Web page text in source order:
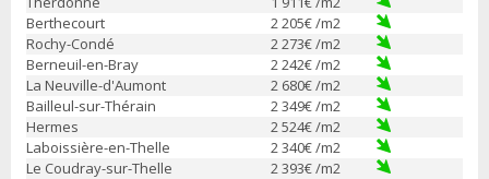
Berthecourt
2 205€ /m2
Rochy-Condé
2 273€ /m2
Berneuil-en-Bray
2 242€ /m2
La Neuville-d'Aumont
2 680€ /m2
Bailleul-sur-Thérain
2 349€ /m2
Hermes
2 524€ /m2
Laboissière-en-Thelle
2 340€ /m2
Le Coudray-sur-Thelle
2 393€ /m2